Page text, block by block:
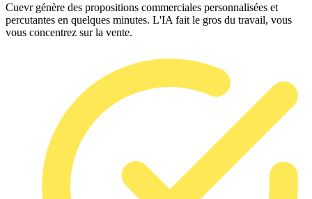
Cuevr génère des propositions commerciales personnalisées et
percutantes en quelques minutes. L'IA fait le gros du travail, vous
vous concentrez sur la vente.